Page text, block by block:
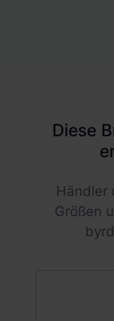
Diese
Händler
Größen